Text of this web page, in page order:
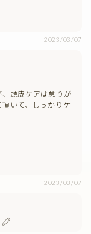
2023/03/07
頭皮ケアは怠りが
いて、しっかりケ
2023/03/07